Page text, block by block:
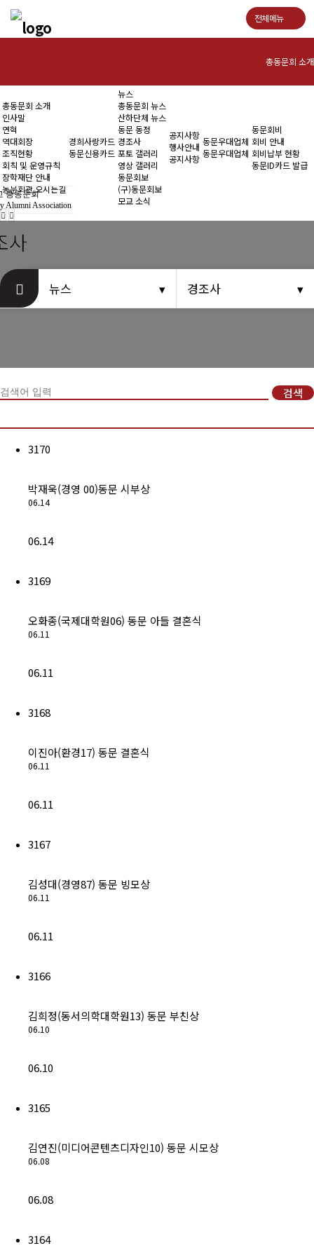
전체메뉴
총동문회 소개
인사말
연혁
역대회장
조직현황
회칙 및 운영규칙
장학재단 안내
동문회관 오시는길
뉴스
총동문회 뉴스
동문 동정
포토 갤러리
영상 갤러리
(구)동문회보
모교 소식
공지사항
동문우대업체
총동문회 소개
인사말
연혁
역대회장
조직현황
회칙 및 운영규칙
장학재단 안내
동문회관 오시는길
경희사랑카드
동문신용카드
뉴스
총동문회 뉴스
산하단체 뉴스
동문 동정
경조사
포토 갤러리
영상 갤러리
동문회보
(구)동문회보
모교 소식
공지사항
행사안내
공지사항
동문우대업체
동문우대업체
동문회비
회비 안내
회비납부 현황
동문ID카드 발급
총동문회
Alumni Association
사
뉴스 경조사
검색
3170
박재욱(경영 00)동문 시부상
06.14
06.14
3169
오화종(국제대학원06) 동문 아들 결혼식
06.11
06.11
3168
이진아(환경17) 동문 결혼식
06.11
06.11
3167
김성대(경영87) 동문 빙모상
06.11
06.11
3166
김희정(동서의학대학원13) 동문 부친상
06.10
06.10
3165
김연진(미디어콘텐츠디자인10) 동문 시모상
06.08
06.08
3164